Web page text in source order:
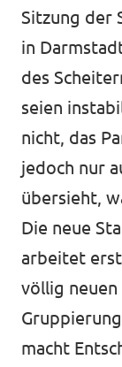
Sitzung der
in
des
seien
nicht, das
jedoch nur
übersieht,
Die neue
arbeitet
völlig
macht